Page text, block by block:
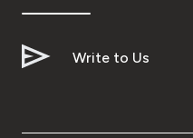
Write to Us